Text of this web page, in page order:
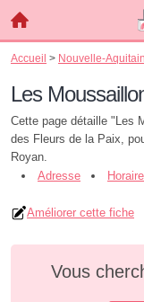
Accueil > Nouvelle-
Les
Cette page détaille "Les
des Fleurs de la Paix,
Royan.
Adresse
Améliorer cette fiche
Vous